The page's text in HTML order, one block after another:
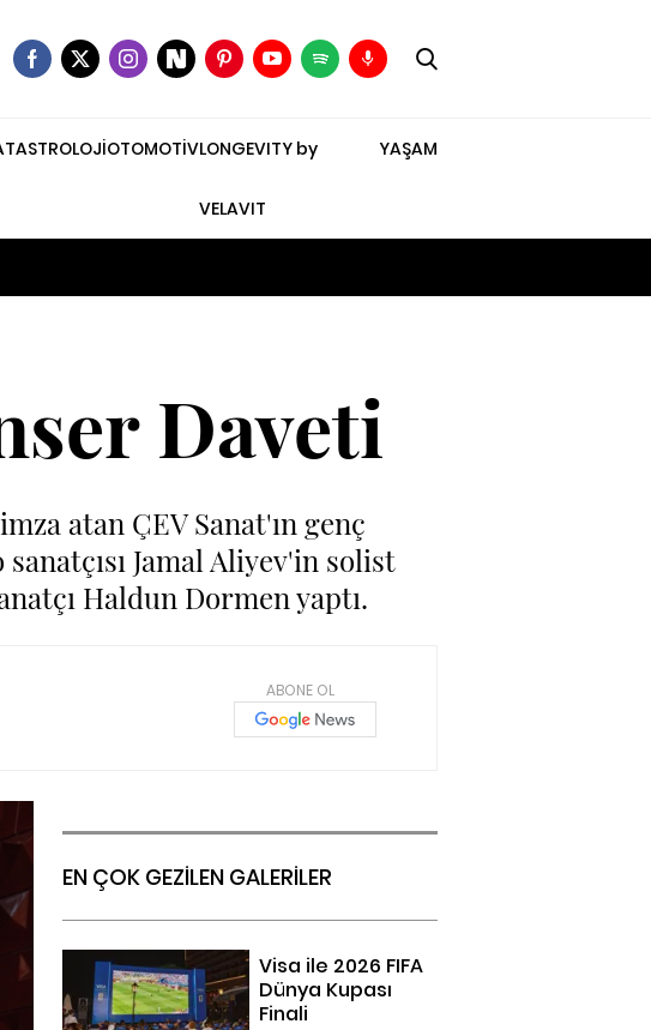
ASTROLOJİOTOMOTİVLONGEVITY by
VELAVIT
YAŞAM
Daveti
atan ÇEV Sanat'ın genç
Jamal Aliyev'in solist
Haldun Dormen yaptı.
ABONE OL
EN ÇOK GEZİLEN GALERİLER
Visa ile 2026 FIFA
Dünya Kupası
Finali